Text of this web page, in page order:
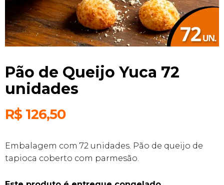
Pão de Queijo Yuca 72
unidades
R$126,50
Embalagem com 72 unidades. Pão de queijo de
tapioca coberto com parmesão.